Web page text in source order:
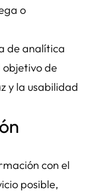
o
de analítica
objetivo de
y la usabilidad
con el
posible,